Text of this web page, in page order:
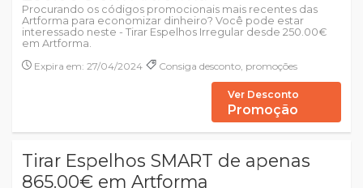
Procurando os códigos promocionais mais recentes das
Artforma para economizar dinheiro? Você pode estar
interessado neste - Tirar Espelhos Irregular desde 250.00€
em Artforma.
Expira em: 27/04/2024
Consiga desconto, promoções
Ver Desconto
Promoção
Tirar Espelhos SMART de apenas
865.00€ em Artforma